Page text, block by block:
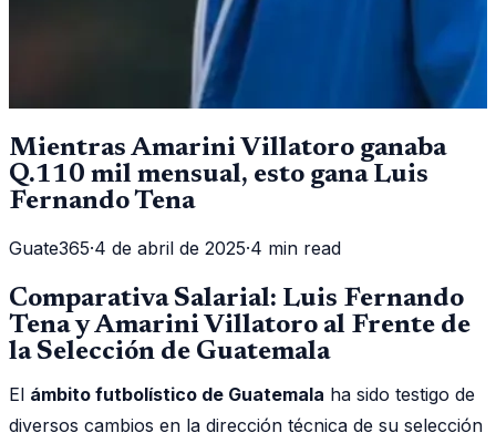
Mientras Amarini Villatoro ganaba
Q.110 mil mensual, esto gana Luis
Fernando Tena
Guate365·4 de abril de 2025·4 min read
Comparativa Salarial: Luis Fernando
Tena y Amarini Villatoro al Frente de
la Selección de Guatemala
El ámbito futbolístico de Guatemala ha sido testigo de
diversos cambios en la dirección técnica de su selección